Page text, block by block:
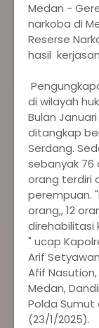
Medan -
narkoba di
Reserse
hasil
di wilayah
Bulan
ditangkap
Serdang.
sebanyak 76
orang terdiri
perempuan.
orang,, 12
direhabilitasi
" ucap
Arif
Afif Nasution,
Medan,
Polda Sumut
(23/1/2025).